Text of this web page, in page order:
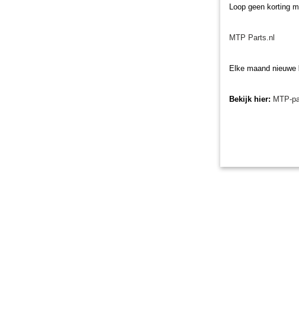
Loop geen korting
MTP Parts.nl
Elke maand nieuwe
Bekijk hier: MTP-